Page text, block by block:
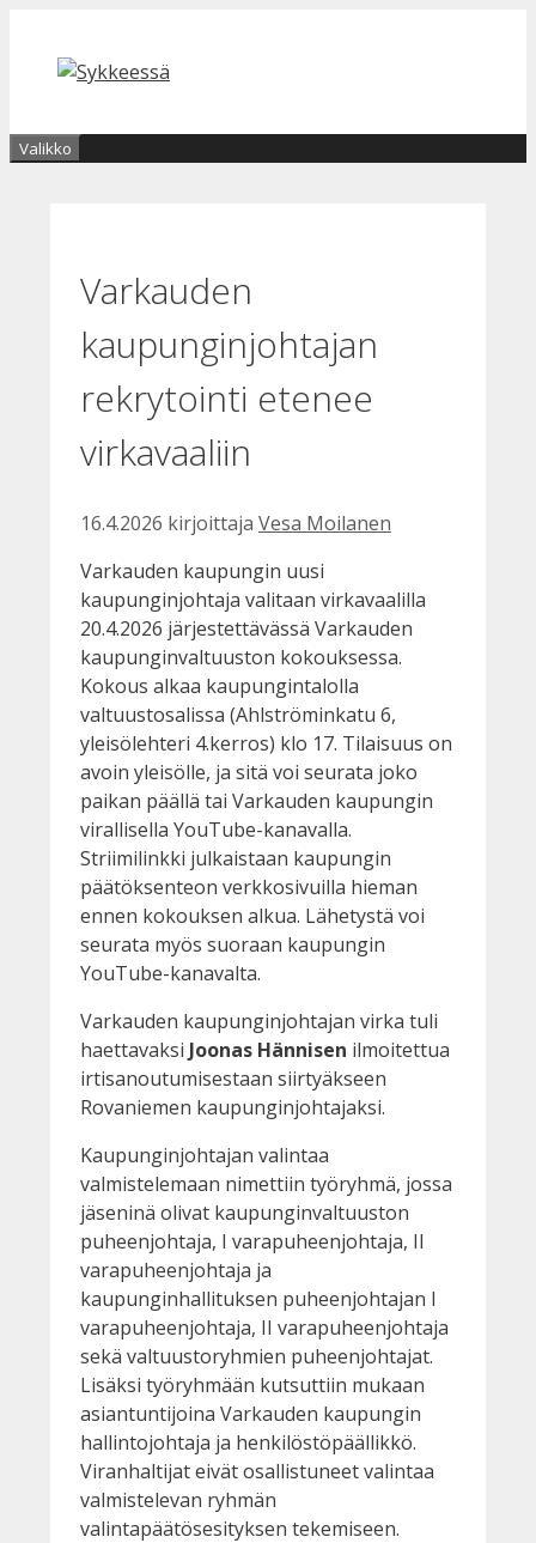
sisältöön
Valikko
Varkauden
kaupunginjohtajan
rekrytointi etenee
virkavaaliin
16.4.2026 kirjoittaja Vesa Moilanen
Varkauden kaupungin uusi
kaupunginjohtaja valitaan virkavaalilla
20.4.2026 järjestettävässä Varkauden
kaupunginvaltuuston kokouksessa.
Kokous alkaa kaupungintalolla
valtuustosalissa (Ahlströminkatu 6,
yleisölehteri 4.kerros) klo 17. Tilaisuus on
avoin yleisölle, ja sitä voi seurata joko
paikan päällä tai Varkauden kaupungin
virallisella YouTube-kanavalla.
Striimilinkki julkaistaan kaupungin
päätöksenteon verkkosivuilla hieman
ennen kokouksen alkua. Lähetystä voi
seurata myös suoraan kaupungin
YouTube-kanavalta.
Varkauden kaupunginjohtajan virka tuli
haettavaksi Joonas Hännisen ilmoitettua
irtisanoutumisestaan siirtyäkseen
Rovaniemen kaupunginjohtajaksi.
Kaupunginjohtajan valintaa
valmistelemaan nimettiin työryhmä, jossa
jäseninä olivat kaupunginvaltuuston
puheenjohtaja, I varapuheenjohtaja, II
varapuheenjohtaja ja
kaupunginhallituksen puheenjohtajan I
varapuheenjohtaja, II varapuheenjohtaja
sekä valtuustoryhmien puheenjohtajat.
Lisäksi työryhmään kutsuttiin mukaan
asiantuntijoina Varkauden kaupungin
hallintojohtaja ja henkilöstöpäällikkö.
Viranhaltijat eivät osallistuneet valintaa
valmistelevan ryhmän
valintapäätösesityksen tekemiseen.